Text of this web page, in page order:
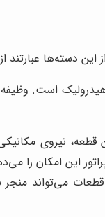
دسته‌ها عبارتند
است. وظیفه
نیروی
این امکان را
می‌تواند منجر